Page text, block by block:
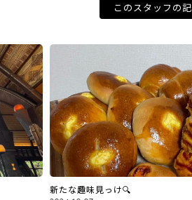
このスタッフの
新たな趣味見っけ🔍